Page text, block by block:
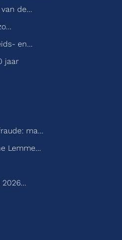
van de…
en…
jaar
ma…
Lemme…
2026…